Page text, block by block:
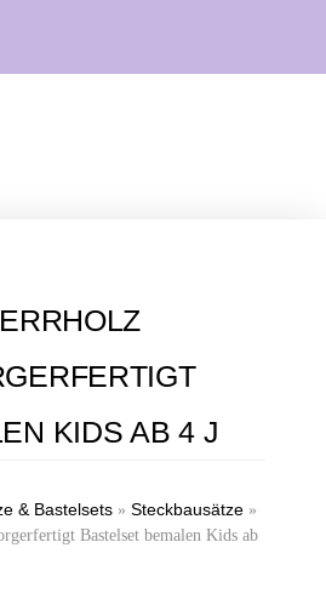
KIDS AB 4 J
& Bastelsets» Steckbausätze»
Bastelset bemalen Kids ab